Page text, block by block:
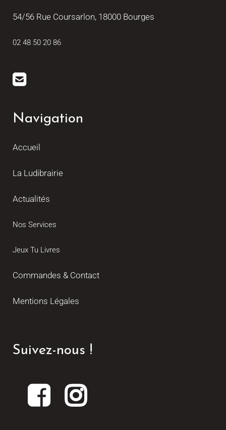
54/56 Rue Coursarlon, 18000 Bourges
02 48 50 20 86
Navigation
Accueil
La Ludibrairie
Actualités
Nos Services
Jeux Tu Livres
Commandes & Contact
Mentions Légales
Suivez-nous !